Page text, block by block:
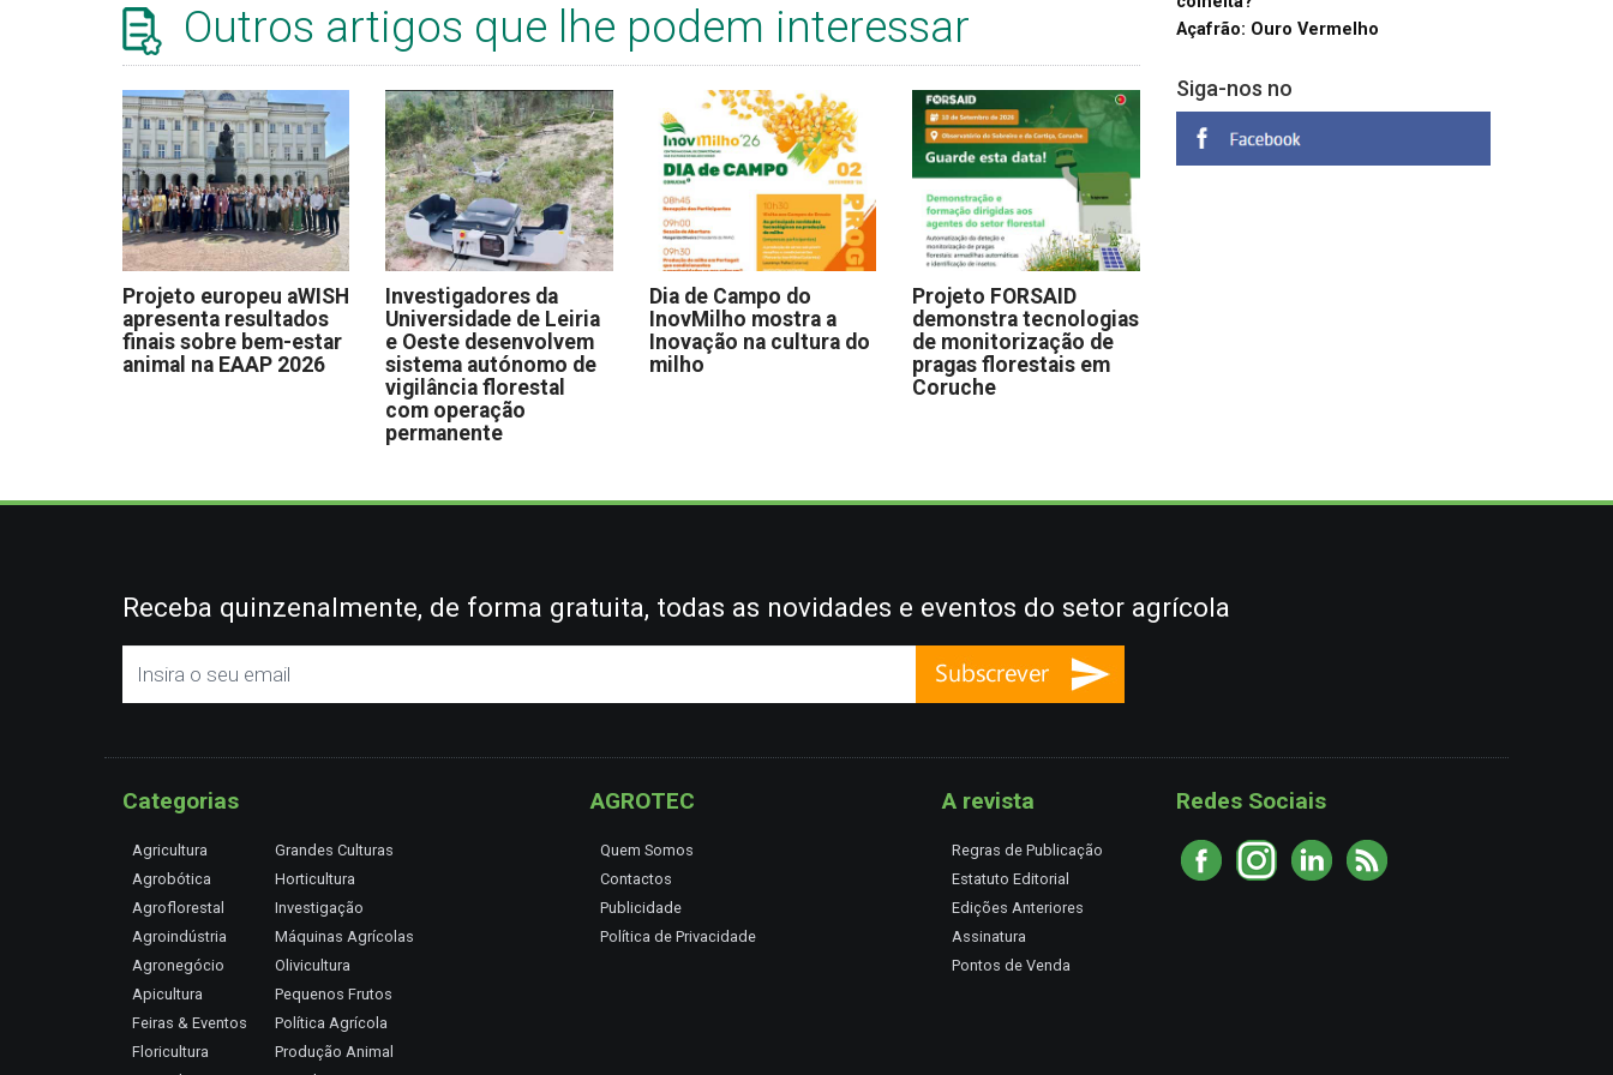
Outros artigos que lhe podem interessar
Projeto europeu aWISH
apresenta resultados
finais sobre bem-estar
animal na EAAP 2026
Investigadores da
Universidade de Leiria
e Oeste desenvolvem
sistema autónomo de
vigilância florestal
com operação
permanente
Dia de Campo do
InovMilho mostra a
Inovação na cultura do
milho
Projeto FORSAID
demonstra tecnologias
de monitorização de
pragas florestais em
Coruche
Açafrão: Ouro Vermelho
Siga-nos no
Receba quinzenalmente, de forma gratuita, todas as novidades e eventos do setor agrícola
Categorias
Agricultura
Agrobótica
Agroflorestal
Agroindústria
Agronegócio
Apicultura
Feiras & Eventos
Floricultura
Grandes Culturas
Horticultura
Investigação
Máquinas Agrícolas
Olivicultura
Pequenos Frutos
Política Agrícola
Produção Animal
AGROTEC
Quem Somos
Contactos
Publicidade
Política de Privacidade
A revista
Regras de Publicação
Estatuto Editorial
Edições Anteriores
Assinatura
Pontos de Venda
Redes Sociais